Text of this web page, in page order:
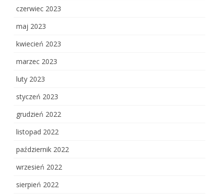
czerwiec 2023
maj 2023
kwiecień 2023
marzec 2023
luty 2023
styczeń 2023
grudzień 2022
listopad 2022
październik 2022
wrzesień 2022
sierpień 2022